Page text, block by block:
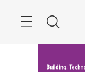
Suche